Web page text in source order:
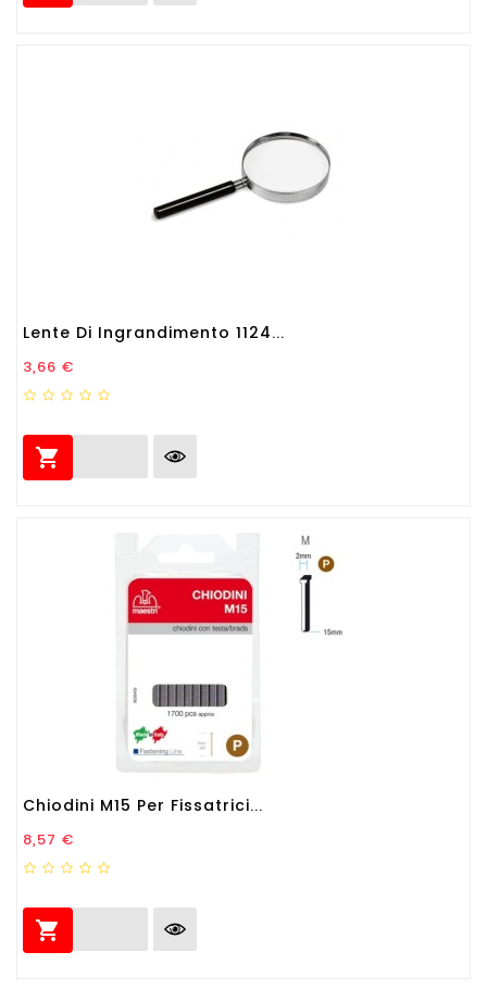
Lente Di Ingrandimento 1124...
Prezzo
3,66 €

Chiodini M15 Per Fissatrici...
Prezzo
8,57 €
